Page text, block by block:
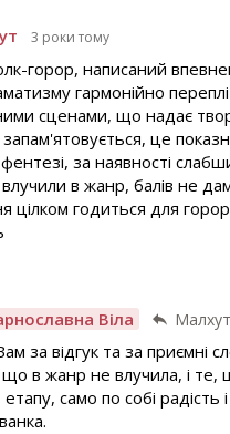
3 роки тому
горор, написаний
гармонійно
сценами, що надає
запам'ятовується, це
за наявності
в жанр, балів не
цілком годиться для
Віла Малхут
за відгук та за приємні
в жанр не влучила, і те,
само по собі радість